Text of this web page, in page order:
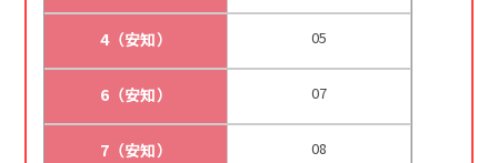
4（安知）
6（安知）
7（安知）
05
07
08